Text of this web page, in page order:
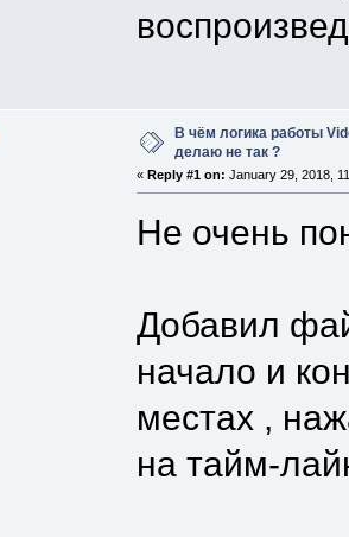
В чём логика работы
делаю не так ?
« Reply #1 on: January 29, 2018,
Не очень
Добавил
начало и
местах ,
на тайм-